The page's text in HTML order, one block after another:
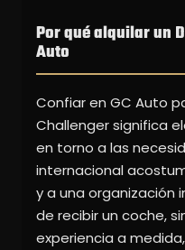
Por qué alquilar un
Auto
Confiar en GC Auto
Challenger significa
en torno a las
internacional
y a una organización
de recibir un coche,
experiencia a